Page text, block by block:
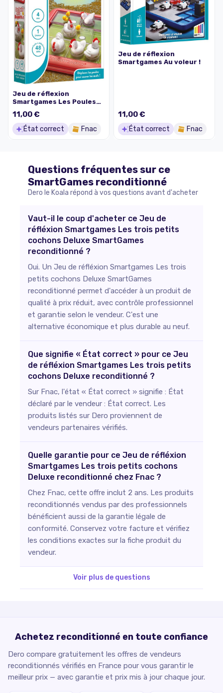
Jeu de réflexion
Smartgames Les Poules
ont la Bougeotte Junior
11,00 €
État correct Fnac
Jeu de réflexion
Smartgames Au voleur !
11,00 €
État correct Fnac
Questions fréquentes sur ce
SmartGames reconditionné
Dero le Koala répond à vos questions avant d'acheter
Vaut-il le coup d'acheter ce Jeu de
réfléxion Smartgames Les trois petits
cochons Deluxe SmartGames
reconditionné ?
Oui. Un Jeu de réfléxion Smartgames Les trois
petits cochons Deluxe SmartGames
reconditionné permet d'accéder à un produit de
qualité à prix réduit, avec contrôle professionnel
et garantie selon le vendeur. C'est une
alternative économique et plus durable au neuf.
Que signifie « État correct » pour ce Jeu
de réfléxion Smartgames Les trois petits
cochons Deluxe reconditionné ?
Sur Fnac, l'état « État correct » signifie : État
déclaré par le vendeur : État correct. Les
produits listés sur Dero proviennent de
vendeurs partenaires vérifiés.
Quelle garantie pour ce Jeu de réfléxion
Smartgames Les trois petits cochons
Deluxe reconditionné chez Fnac ?
Chez Fnac, cette offre inclut 2 ans. Les produits
reconditionnés vendus par des professionnels
bénéficient aussi de la garantie légale de
conformité. Conservez votre facture et vérifiez
les conditions exactes sur la fiche produit du
vendeur.
Voir plus de questions
Achetez reconditionné en toute confiance
Dero compare gratuitement les offres de vendeurs
reconditionnés vérifiés en France pour vous garantir le
meilleur prix — avec garantie et prix mis à jour chaque jour.